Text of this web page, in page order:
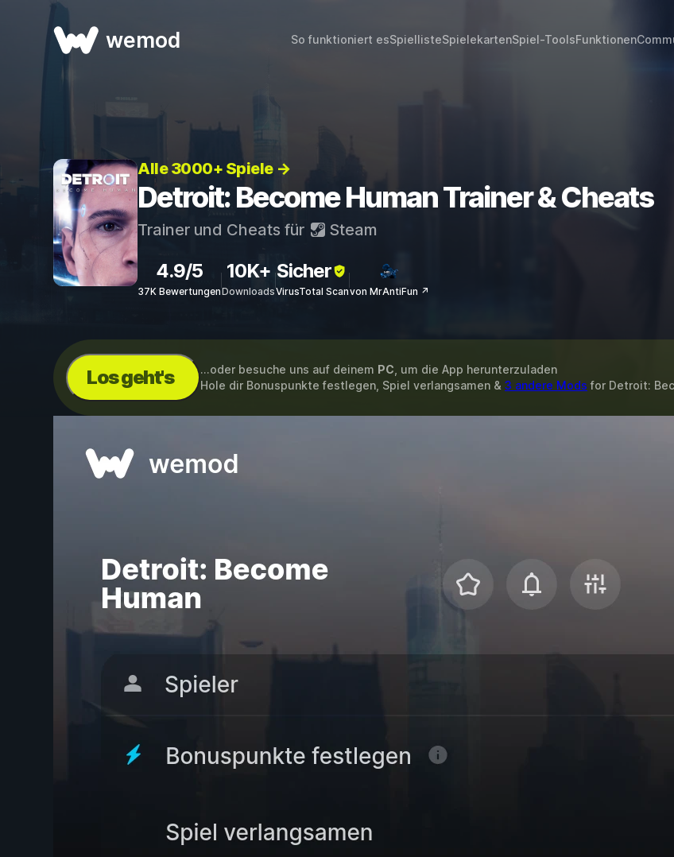
wemod So funktioniert esSpiellisteSpielekartenSpiel-ToolsFunktionen
Alle 3000+ Spiele →
Detroit: Become Human Trainer & Cheats
Trainer und Cheats für Steam
4.9/5
37K Bewertungen
10K+
Downloads
Sicher
VirusTotal Scanvon MrAntiFun ↗
Los geht's ...oder besuche uns auf deinem PC , um die App herunterzuladen
Hole dir Bonuspunkte festlegen, Spiel verlangsamen & 3 andere Mods for Detroit: